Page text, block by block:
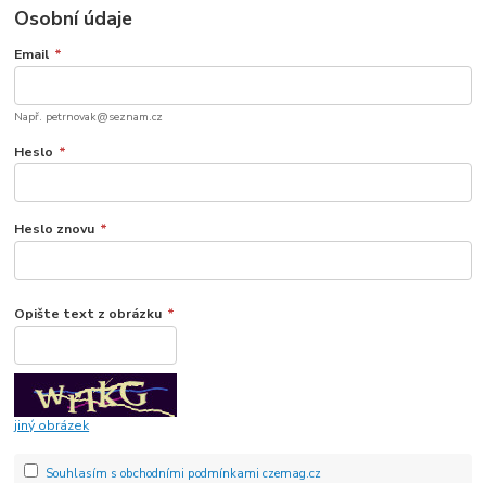
Osobní údaje
Email *
Např. petrnovak@seznam.cz
Heslo *
Heslo znovu *
Opište text z obrázku *
jiný obrázek
Souhlasím s obchodními podmínkami czemag.cz